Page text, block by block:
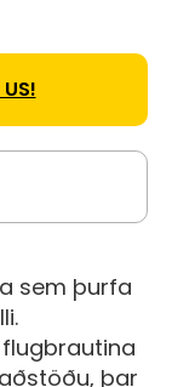
sem þurfa
þar